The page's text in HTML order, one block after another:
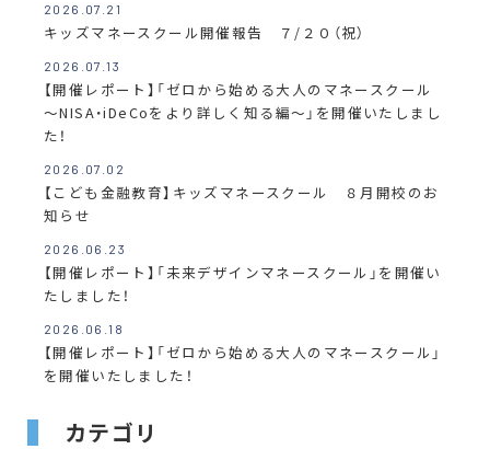
2026.07.21
キッズマネースクール開催報告 ７/２０（祝）
2026.07.13
【開催レポート】「ゼロから始める大人のマネースクール
～NISA・iDeCoをより詳しく知る編～」を開催いたしまし
た！
2026.07.02
【こども金融教育】キッズマネースクール ８月開校のお
知らせ
2026.06.23
【開催レポート】「未来デザインマネースクール」を開催い
たしました！
2026.06.18
【開催レポート】「ゼロから始める大人のマネースクール」
を開催いたしました！
カテゴリ